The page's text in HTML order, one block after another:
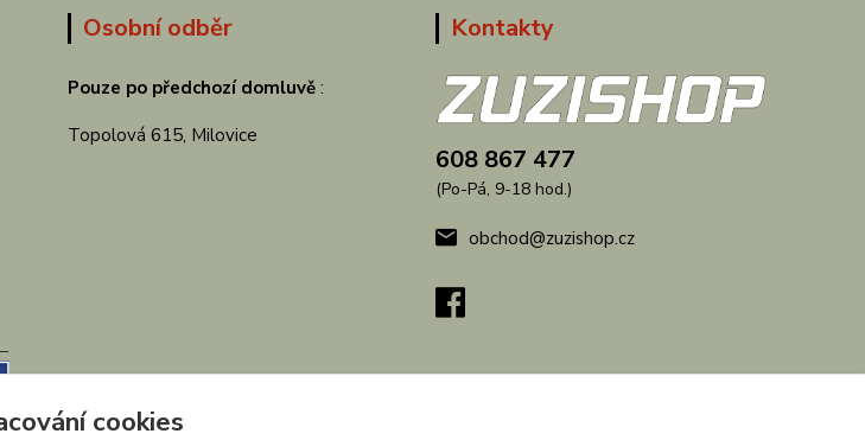
Osobní odběr
Pouze po předchozí domluvě :
Topolová 615, Milovice
Kontakty
608 867 477
(Po-Pá, 9-18 hod.)
obchod@zuzishop.cz
cookies